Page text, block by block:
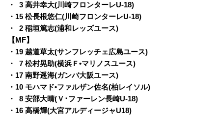
・
03 高井幸大(川崎フロンターレU-18)
・15 松長根悠仁(川崎フロンターレU-18)
・
02 稲垣篤志(浦和レッズユース)
【MF】
・19 越道草太(サンフレッチェ広島ユース)
・
07 松村晃助(横浜Ｆ•マリノスユース)
・17 南野遥海(ガンバ大阪ユース)
・10 モハマド•ファルザン佐名(柏レイソル)
・
08 安部大晴(Ｖ･ファーレン長崎U-18)
・16 高橋輝(大宮アルディージャU18)